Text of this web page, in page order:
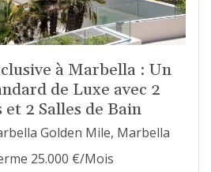
à Marbella : Un
de Luxe avec 2
et 2 Salles de Bain
Golden Mile, Marbella
25.000 €/Mois